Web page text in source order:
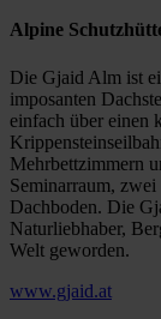
Alpine
Die Gjaid Alm ist
imposanten
einfach über einen
Mehrbettzimmern
Seminarraum, zwei
Dachboden. Die
Naturliebhaber,
Welt geworden.
www.gjaid.at